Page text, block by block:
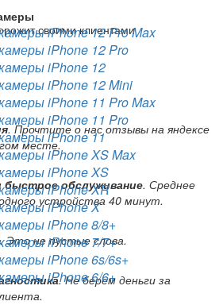
iPhone 12 Pro Max
iPhone 12 Pro
iPhone 12
iPhone 12 Mini
iPhone 11 Pro Max
iPhone 11 Pro
iPhone 11
iPhone XS Max
iPhone XS
iPhone XR
iPhone X
iPhone 8/8+
iPhone 7/7+
iPhone 6s/6s+
iPhone 6/6+
. Прочтите о нас отзывы на яндексе
месте.
быстрое обслуживание. Среднее
устройства 40 минут.
. Это не пустые слова.
. Не берем деньги за